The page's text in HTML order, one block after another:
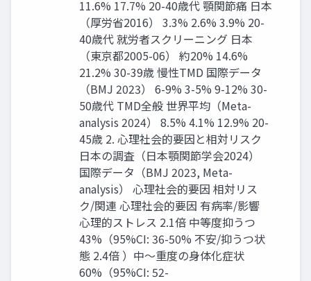
11.6% 17.7% 20-40歳代 顎関節痛 ⽇本
（厚労省2016） 3.3% 2.6% 3.9% 20-
40歳代 就労者スクリーニング ⽇本
（東京都2005-06） 約20% 14.6%
21.2% 30-39歳 慢性TMD 国際データ
（BMJ 2023） 6-9% 3-5% 9-12% 30-
50歳代 TMD全般 世界平均（Meta-
analysis 2024） 8.5% 4.1% 12.9% 20-
45歳 2. ⼼理社会的要因と相対リスク
⽇本の調査（⽇本顎関節学会2024）
国際データ（BMJ 2023, Meta-
analysis） ⼼理社会的要因 相対リス
ク/関連 ⼼理社会的要因 有病率/影響
⼼理的ストレス 2.1倍 中等度抑うつ
43%（95%CI: 36-50% 不安/抑うつ状
態 2.4倍 ）中〜重度の⾝体化症状
60%（95%CI: 52-